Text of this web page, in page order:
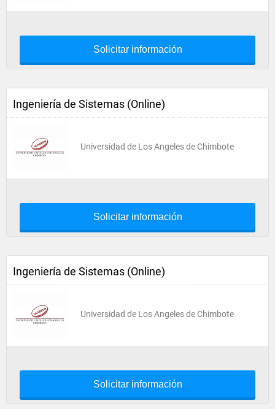
Solicitar información
Ingeniería de Sistemas (Online)
Universidad de Los Angeles de Chimbote
Solicitar información
Ingeniería de Sistemas (Online)
Universidad de Los Angeles de Chimbote
Solicitar información